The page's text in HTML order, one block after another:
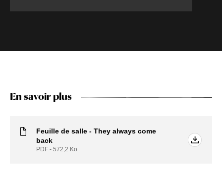
En savoir plus
Feuille de salle - They always come
back
PDF - 572,2 Ko